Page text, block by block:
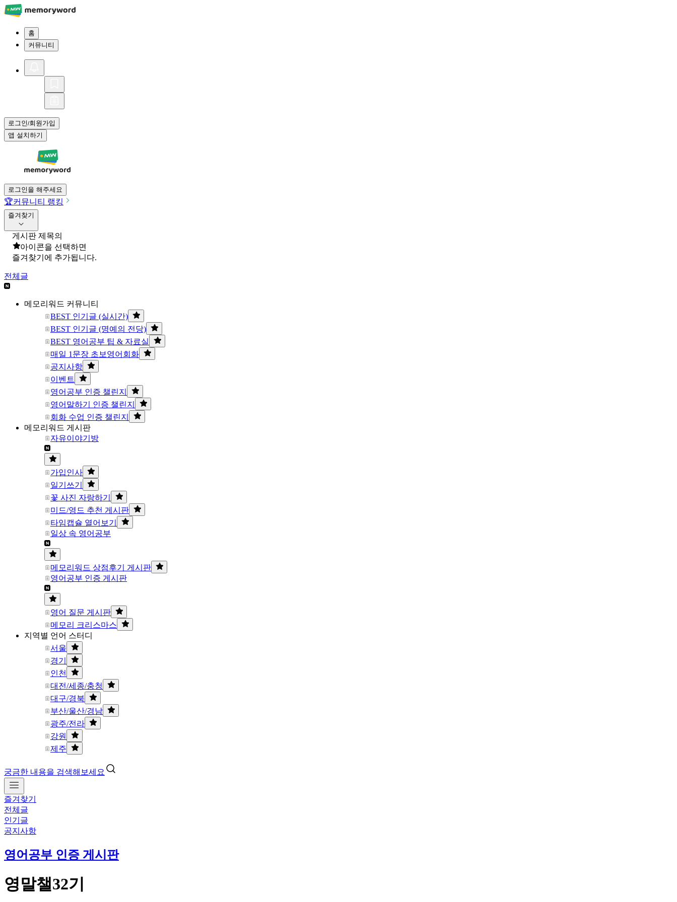
홈
커뮤니티
로그인/회원가입
앱 설치하기
로그인을 해주세요
🏆커뮤니티 랭킹
즐겨찾기
게시판 제목의
아이콘을 선택하면
즐겨찾기에 추가됩니다.
전체글
메모리워드 커뮤니티
BEST 인기글 (실시간)
BEST 인기글 (명예의 전당)
BEST 영어공부 팁 & 자료실
매일 1문장 초보영어회화
공지사항
이벤트
영어공부 인증 챌린지
영어말하기 인증 챌린지
회화 수업 인증 챌린지
메모리워드 게시판
자유이야기방
가입인사
일기쓰기
꽃 사진 자랑하기
미드/영드 추천 게시판
타임캡슐 열어보기
일상 속 영어공부
메모리워드 상점후기 게시판
영어공부 인증 게시판
영어 질문 게시판
메모리 크리스마스
지역별 언어 스터디
서울
경기
인천
대전/세종/충청
대구/경북
부산/울산/경남
광주/전라
강원
제주
궁금한 내용을 검색해보세요
즐겨찾기
전체글
인기글
공지사항
영어공부 인증 게시판
영말챌32기